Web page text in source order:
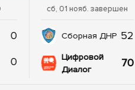
0
0
сб, 01 нояб. завершен
Сборная ДНР 52
Цифровой
Диалог
70